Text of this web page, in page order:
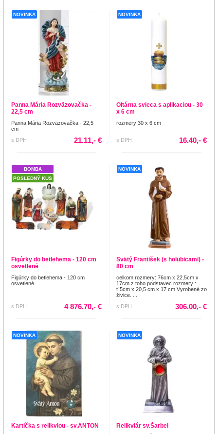
NOVINKA
Panna Mária Rozväzovačka -
22,5 cm
Panna Mária Rozväzovačka - 22,5
cm
s DPH
21.11,- €
NOVINKA
Oltárna svieca s aplikaciou - 30
x 6 cm
rozmery 30 x 6 cm
s DPH 16.40,- €
BOMBA
POSLEDNÝ KUS
Figúrky do betlehema - 120 cm
osvetlené
Figúrky do betlehema - 120 cm
osvetlené
s DPH 4 876.70,- €
NOVINKA
Svätý František (s holubicami) -
80 cm
celkom rozmery: 76cm x 22,5cm x
17cm z toho podstavec rozmery :
ť,5cm x 20,5 cm x 17 cm Vyrobené zo
živice. ...
s DPH
306.00,- €
NOVINKA
Kartička s relikviou - sv.ANTON
NOVINKA
Relikviár sv.Šarbel